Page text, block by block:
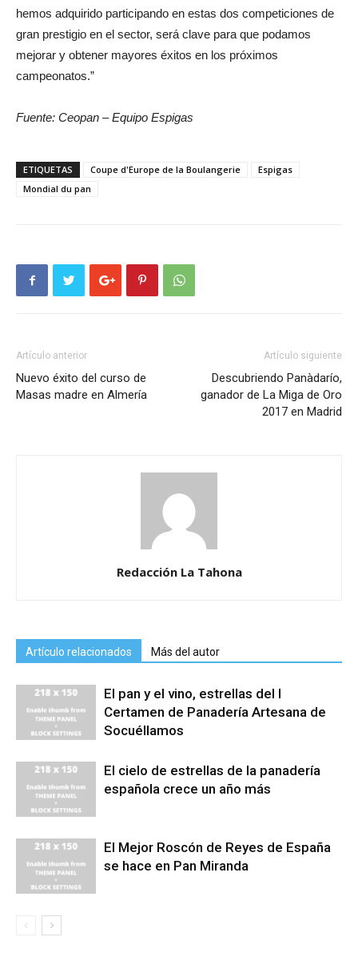
hemos adquirido participando en estas dos competiciones de
gran prestigio en el sector, será clave para que podamos
mejorar y obtener mayores éxitos en los próximos
campeonatos.”
Fuente: Ceopan – Equipo Espigas
ETIQUETAS Coupe d'Europe de la Boulangerie
Espigas
Mondial du pan
Artículo anterior
Nuevo éxito del curso de
Masas madre en Almería
Artículo siguiente
Descubriendo Panàdarío,
ganador de La Miga de Oro
2017 en Madrid
Redacción La Tahona
Artículo relacionados Más del autor
El pan y el vino, estrellas del I
Certamen de Panadería Artesana de
Socuéllamos
El cielo de estrellas de la panadería
española crece un año más
El Mejor Roscón de Reyes de España
se hace en Pan Miranda